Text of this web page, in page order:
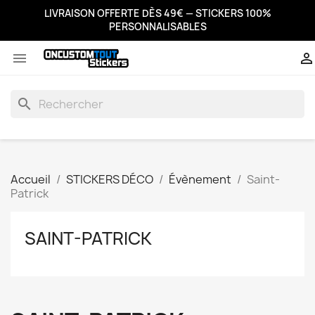
LIVRAISON OFFERTE DÈS 49€ — STICKERS 100%
PERSONNALISABLES
 
search
Accueil STICKERS DÉCO Évènement
Saint-
Patrick
SAINT-PATRICK